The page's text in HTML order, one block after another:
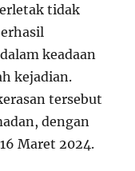
tidak
keadaan
kejadian.
tersebut
dengan
Maret 2024.